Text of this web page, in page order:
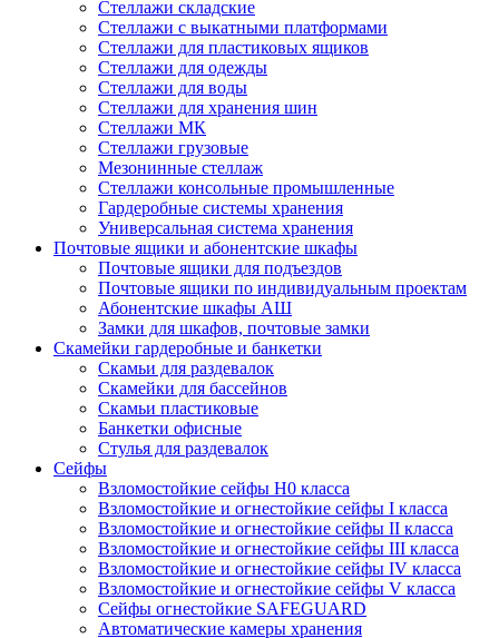
Стеллажи складские
Стеллажи с выкатными платформами
Стеллажи для пластиковых ящиков
Стеллажи для одежды
Стеллажи для воды
Стеллажи для хранения шин
Стеллажи МК
Стеллажи грузовые
Мезонинные стеллаж
Стеллажи консольные промышленные
Гардеробные системы хранения
Универсальная система хранения
Почтовые ящики и абонентские шкафы
Почтовые ящики для подъездов
Почтовые ящики по индивидуальным проектам
Абонентские шкафы АШ
Замки для шкафов, почтовые замки
Скамейки гардеробные и банкетки
Скамьи для раздевалок
Скамейки для бассейнов
Скамьи пластиковые
Банкетки офисные
Стулья для раздевалок
Сейфы
Взломостойкие сейфы H0 класса
Взломостойкие и огнестойкие сейфы I класса
Взломостойкие и огнестойкие сейфы II класса
Взломостойкие и огнестойкие сейфы III класса
Взломостойкие и огнестойкие сейфы IV класса
Взломостойкие и огнестойкие сейфы V класса
Сейфы огнестойкие SAFEGUARD
Автоматические камеры хранения